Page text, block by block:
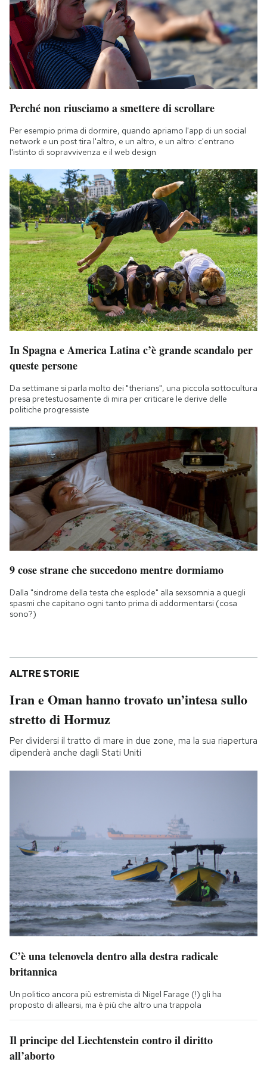
Perché non riusciamo a smettere di scrollare
Per esempio prima di dormire, quando apriamo l'app di un social
network e un post tira l'altro, e un altro, e un altro: c'entrano
l'istinto di sopravvivenza e il web design
In Spagna e America Latina c’è grande scandalo per
queste persone
Da settimane si parla molto dei "therians", una piccola sottocultura
presa pretestuosamente di mira per criticare le derive delle
politiche progressiste
9 cose strane che succedono mentre dormiamo
Dalla "sindrome della testa che esplode" alla sexsomnia a quegli
spasmi che capitano ogni tanto prima di addormentarsi (cosa
sono?)
ALTRE STORIE
Iran e Oman hanno trovato un’intesa sullo
stretto di Hormuz
Per dividersi il tratto di mare in due zone, ma la sua riapertura
dipenderà anche dagli Stati Uniti
C’è una telenovela dentro alla destra radicale
britannica
Un politico ancora più estremista di Nigel Farage (!) gli ha
proposto di allearsi, ma è più che altro una trappola
Il principe del Liechtenstein contro il diritto
all’aborto